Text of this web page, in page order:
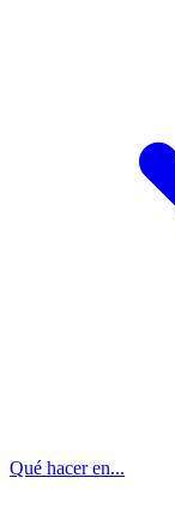
Qué hacer en...